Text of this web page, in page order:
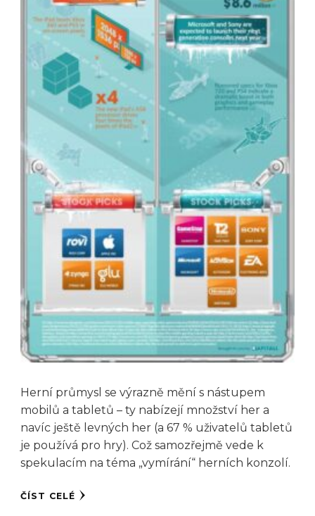
Herní průmysl se výrazně mění s nástupem
mobilů a tabletů – ty nabízejí množství her a
navíc ještě levných her (a 67 % uživatelů tabletů
je používá pro hry). Což samozřejmě vede k
spekulacím na téma „vymírání“ herních konzolí.
ČÍST CELÉ